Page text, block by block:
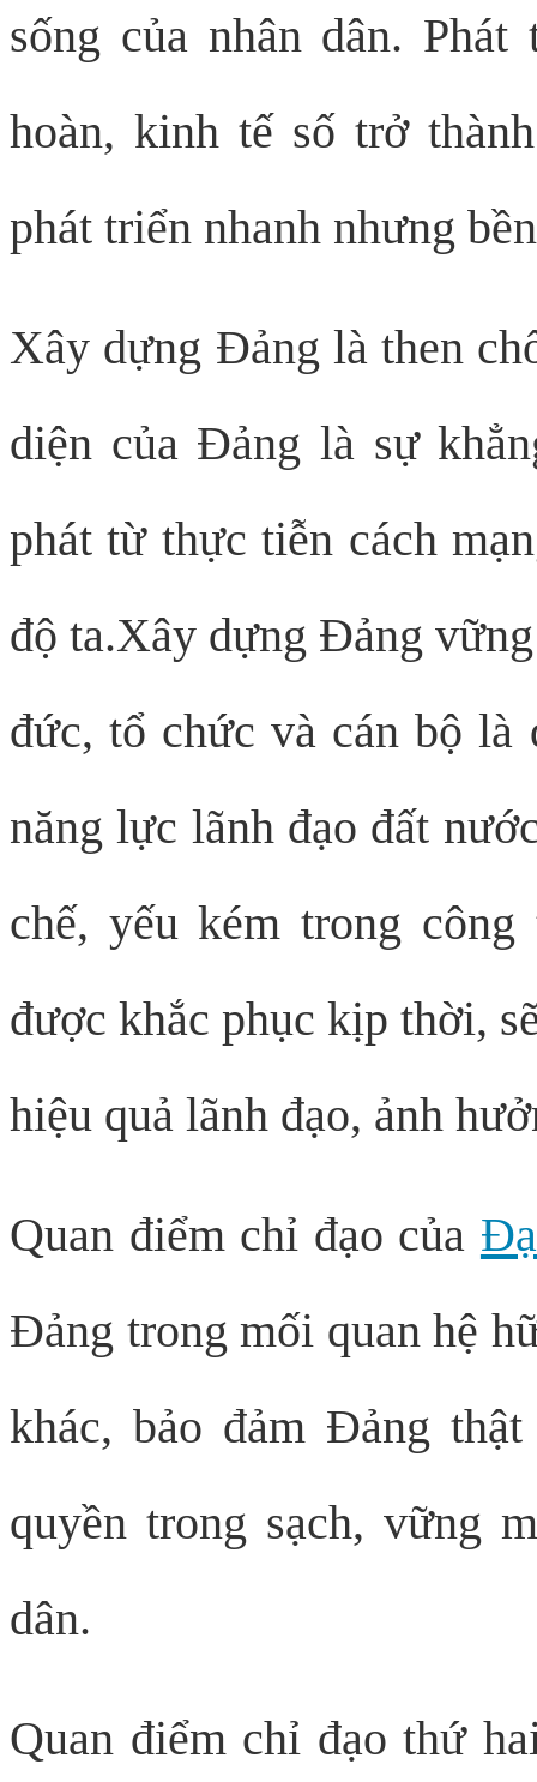
sống của nhân dân.
hoàn, kinh tế số trở
phát triển nhanh nhưng
Xây dựng Đảng là then
diện của Đảng là sự
phát từ thực tiễn cách
độ ta.Xây dựng Đảng
đức, tổ chức và cán bộ
năng lực lãnh đạo đất
chế, yếu kém trong
được khắc phục kịp thời,
hiệu quả lãnh đạo, ảnh
Quan điểm chỉ đạo của
Đảng trong mối quan hệ
khác, bảo đảm Đảng
quyền trong sạch, vững
dân.
Quan điểm chỉ đạo thứ